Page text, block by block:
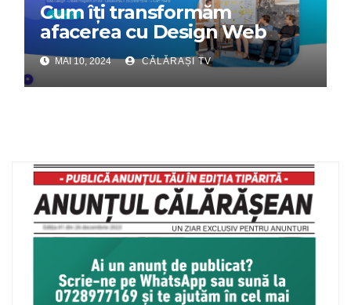
Cum îți transformăm
afacerea cu Design Web
Interactiv – Partenerul tău
digital de încredere
MAI 10, 2024 CĂLĂRAȘI TV